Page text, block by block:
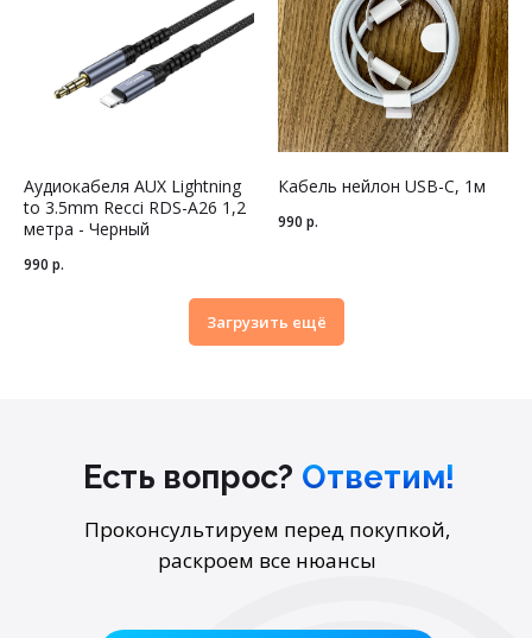
Аудиокабеля AUX Lightning
to 3.5mm Recci RDS-A26 1,2
метра - Черный
990 р.
Кабель нейлон USB-C, 1м
990 р.
Загрузить ещё
Есть вопрос? Ответим!
Проконсультируем перед покупкой,
раскроем все нюансы
Ответим!